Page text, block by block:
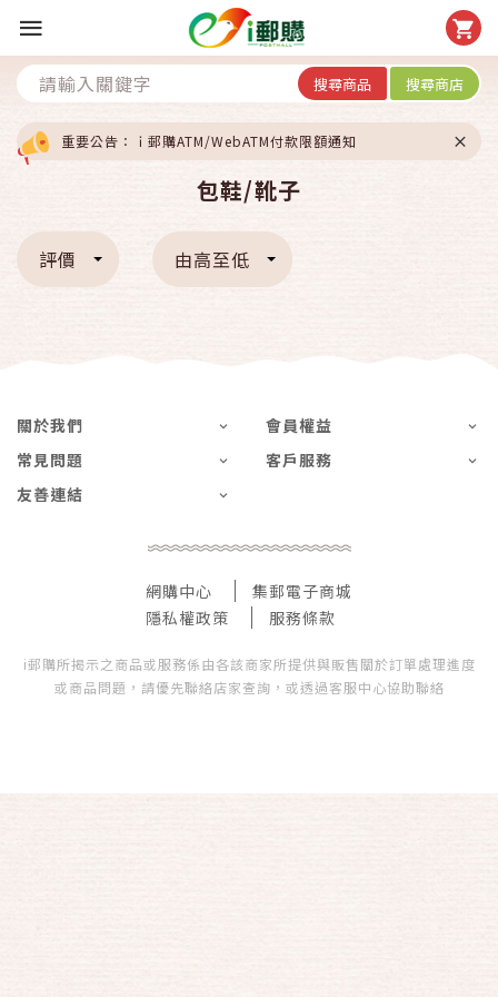
搜尋商品 搜尋商店
重要公告：ｉ郵購ATM/WebATM付款限額通知
包鞋/靴子
評價 由高至低
關於我們
會員權益
常見問題
客戶服務
友善連結
網購中心
集郵電子商城
隱私權政策
服務條款
i郵購所揭示之商品或服務係由各該商家所提供與販售關於訂單處理進度
或商品問題，請優先聯絡店家查詢，或透過客服中心協助聯絡